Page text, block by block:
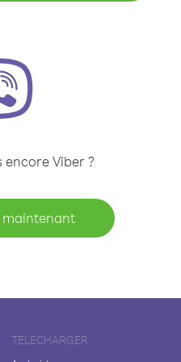
encore Viber ?
maintenant
TÉLÉCHARGER